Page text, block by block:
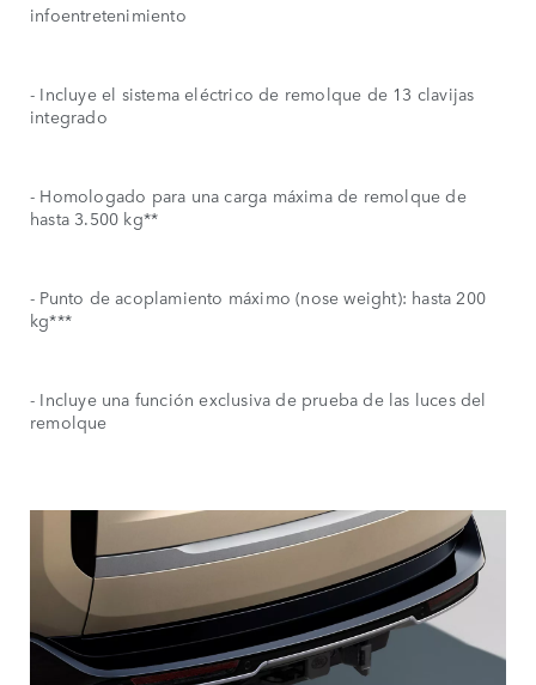
infoentretenimiento
- Incluye el sistema eléctrico de remolque de 13 clavijas
integrado
- Homologado para una carga máxima de remolque de
hasta 3.500 kg**
- Punto de acoplamiento máximo (nose weight): hasta 200
kg***
- Incluye una función exclusiva de prueba de las luces del
remolque